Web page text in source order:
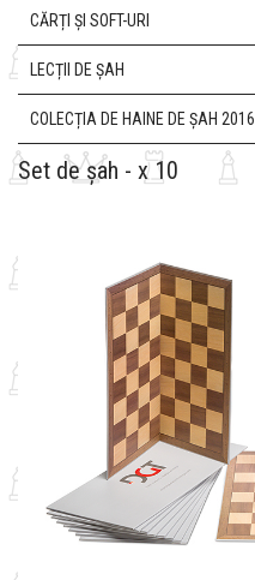
CĂRȚI ȘI SOFT-URI
LECȚII DE ȘAH
COLECȚIA DE HAINE DE ȘAH 2016
Set de șah - х 10